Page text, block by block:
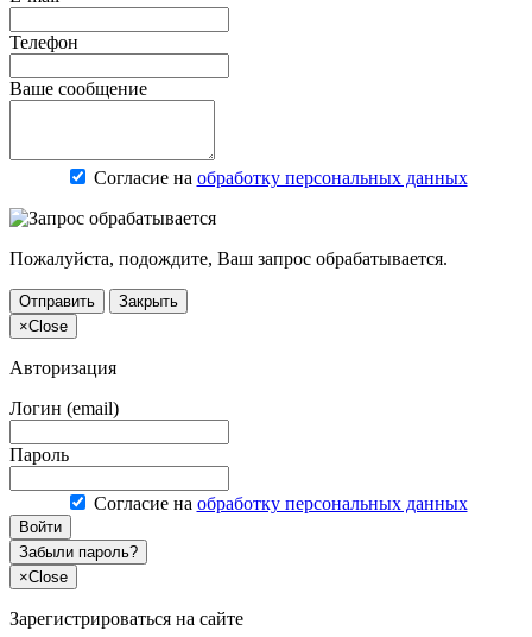
Телефон
Ваше сообщение
Согласие на обработку персональных данных
Пожалуйста, подождите, Ваш запрос обрабатывается.
Отправить
Закрыть
×Close
Авторизация
Логин (email)
Пароль
Согласие на обработку персональных данных
Войти
Забыли пароль?
×Close
Зарегистрироваться на сайте